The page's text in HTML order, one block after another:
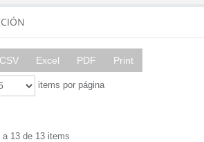
CSV Excel PDF Print
items por página
a 13 de 13 items